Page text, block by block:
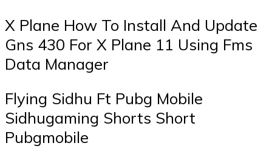
X Plane How To Install And Update
Gns 430 For X Plane 11 Using Fms
Data Manager
Flying Sidhu Ft Pubg Mobile
Sidhugaming Shorts Short
Pubgmobile